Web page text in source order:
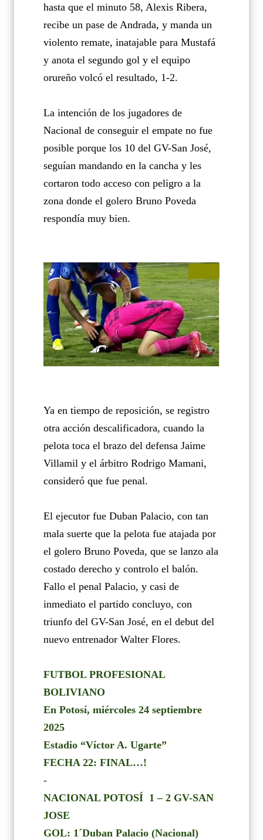
hasta que el minuto 58, Alexis Ribera,
recibe un pase de Andrada, y manda un
violento remate, inatajable para Mustafá
y anota el segundo gol y el equipo
orureño volcó el resultado, 1-2.
La intención de los jugadores de
Nacional de conseguir el empate no fue
posible porque los 10 del GV-San José,
seguían mandando en la cancha y les
cortaron todo acceso con peligro a la
zona donde el golero Bruno Poveda
respondía muy bien.
Ya en tiempo de reposición, se registro
otra acción descalificadora, cuando la
pelota toca el brazo del defensa Jaime
Villamil y el árbitro Rodrigo Mamani,
consideró que fue penal.
El ejecutor fue Duban Palacio, con tan
mala suerte que la pelota fue atajada por
el golero Bruno Poveda, que se lanzo ala
costado derecho y controlo el balón.
Fallo el penal Palacio, y casi de
inmediato el partido concluyo, con
triunfo del GV-San José, en el debut del
nuevo entrenador Walter Flores.
FUTBOL PROFESIONAL
BOLIVIANO
En Potosí, miércoles 24 septiembre
2025
Estadio “Víctor A. Ugarte”
FECHA 22: FINAL…!
-
NACIONAL POTOSÍ 1 – 2 GV-SAN
JOSE
GOL: 1´Duban Palacio (Nacional)